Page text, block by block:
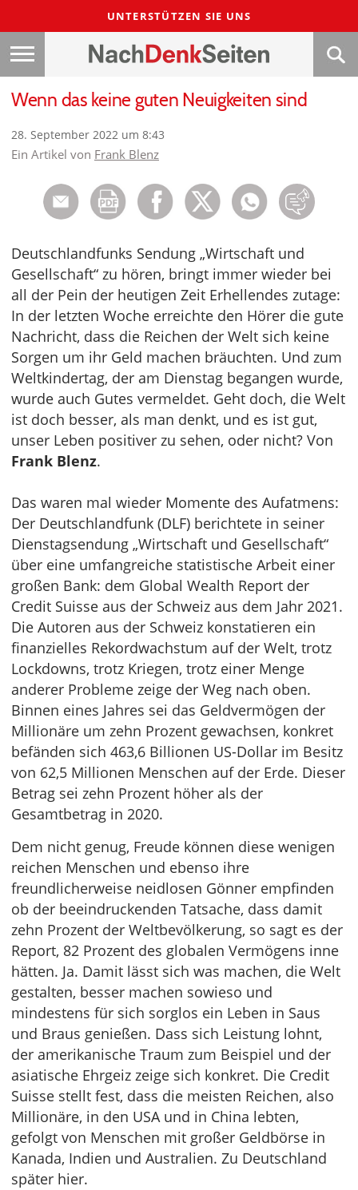
UNTERSTÜTZEN SIE UNS
Wenn das keine guten Neuigkeiten sind
28. September 2022 um 8:43
Ein Artikel von Frank Blenz
Deutschlandfunks Sendung „Wirtschaft und
Gesellschaft“ zu hören, bringt immer wieder bei
all der Pein der heutigen Zeit Erhellendes zutage:
In der letzten Woche erreichte den Hörer die gute
Nachricht, dass die Reichen der Welt sich keine
Sorgen um ihr Geld machen bräuchten. Und zum
Weltkindertag, der am Dienstag begangen wurde,
wurde auch Gutes vermeldet. Geht doch, die Welt
ist doch besser, als man denkt, und es ist gut,
unser Leben positiver zu sehen, oder nicht? Von
Frank Blenz.
Das waren mal wieder Momente des Aufatmens:
Der Deutschlandfunk (DLF) berichtete in seiner
Dienstagsendung „Wirtschaft und Gesellschaft“
über eine umfangreiche statistische Arbeit einer
großen Bank: dem Global Wealth Report der
Credit Suisse aus der Schweiz aus dem Jahr 2021.
Die Autoren aus der Schweiz konstatieren ein
finanzielles Rekordwachstum auf der Welt, trotz
Lockdowns, trotz Kriegen, trotz einer Menge
anderer Probleme zeige der Weg nach oben.
Binnen eines Jahres sei das Geldvermögen der
Millionäre um zehn Prozent gewachsen, konkret
befänden sich 463,6 Billionen US-Dollar im Besitz
von 62,5 Millionen Menschen auf der Erde. Dieser
Betrag sei zehn Prozent höher als der
Gesamtbetrag in 2020.
Dem nicht genug, Freude können diese wenigen
reichen Menschen und ebenso ihre
freundlicherweise neidlosen Gönner empfinden
ob der beeindruckenden Tatsache, dass damit
zehn Prozent der Weltbevölkerung, so sagt es der
Report, 82 Prozent des globalen Vermögens inne
hätten. Ja. Damit lässt sich was machen, die Welt
gestalten, besser machen sowieso und
mindestens für sich sorglos ein Leben in Saus
und Braus genießen. Dass sich Leistung lohnt,
der amerikanische Traum zum Beispiel und der
asiatische Ehrgeiz zeige sich konkret. Die Credit
Suisse stellt fest, dass die meisten Reichen, also
Millionäre, in den USA und in China lebten,
gefolgt von Menschen mit großer Geldbörse in
Kanada, Indien und Australien. Zu Deutschland
später hier.